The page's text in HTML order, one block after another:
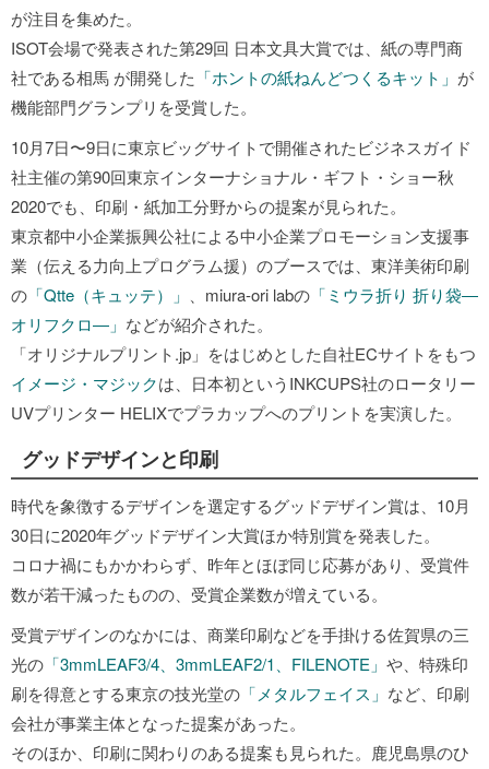
が注目を集めた。
ISOT会場で発表された第29回 日本文具大賞では、紙の専門商
社である相馬 が開発した 「ホントの紙ねんどつくるキット」 が
機能部門グランプリを受賞した。
10月7日〜9日に東京ビッグサイトで開催されたビジネスガイド
社主催の第90回東京インターナショナル・ギフト・ショー秋
2020でも、印刷・紙加工分野からの提案が見られた。
東京都中小企業振興公社による中小企業プロモーション支援事
業（伝える力向上プログラム援）のブースでは、東洋美術印刷
の 「Qtte（キュッテ）」 、miura-ori labの 「ミウラ折り 折り袋―
オリフクロ―」 などが紹介された。
「オリジナルプリント.jp」をはじめとした自社ECサイトをもつ
イメージ・マジックは、日本初というINKCUPS社のロータリー
UVプリンター HELIXでプラカップへのプリントを実演した。
グッドデザインと印刷
時代を象徴するデザインを選定するグッドデザイン賞は、10月
30日に2020年グッドデザイン大賞ほか特別賞を発表した。
コロナ禍にもかかわらず、昨年とほぼ同じ応募があり、受賞件
数が若干減ったものの、受賞企業数が増えている。
受賞デザインのなかには、商業印刷などを手掛ける佐賀県の三
光の 「3mmLEAF3/4、3mmLEAF2/1、FILENOTE」 や、特殊印
刷を得意とする東京の技光堂の 「メタルフェイス」 など、印刷
会社が事業主体となった提案があった。
そのほか、印刷に関わりのある提案も見られた。鹿児島県のひ